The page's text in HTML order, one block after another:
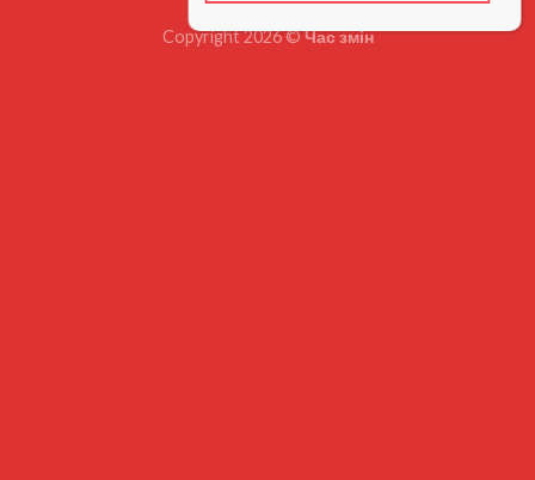
Copyright 2026 ©Час змін